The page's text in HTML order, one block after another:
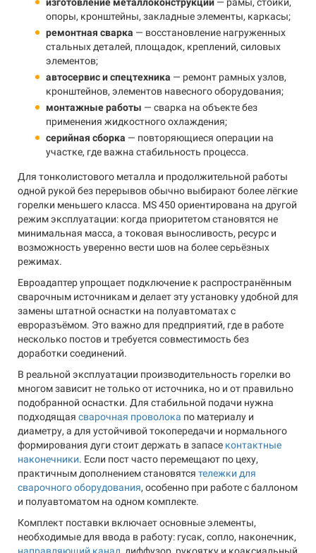
опоры, кронштейны, закладные элементы, каркасы;
ремонтная сварка — восстановление нагруженных
стальных деталей, площадок, креплений, силовых
элементов;
автосервис и спецтехника — ремонт рамных узлов,
кронштейнов, элементов навесного оборудования;
монтажные работы — сварка на объекте без
применения жидкостного охлаждения;
серийная сборка — повторяющиеся операции на
участке, где важна стабильность процесса.
Для тонколистового металла и продолжительной работы
одной рукой без перерывов обычно выбирают более лёгкие
горелки меньшего класса. MS 450 ориентирована на другой
режим эксплуатации: когда приоритетом становятся не
минимальная масса, а токовая выносливость, ресурс и
возможность уверенно вести шов на более серьёзных
режимах.
Евроадаптер упрощает подключение к распространённым
сварочным источникам и делает эту установку удобной для
замены штатной оснастки на полуавтоматах с
евроразъёмом. Это важно для предприятий, где в работе
несколько постов и требуется совместимость без
доработки соединений.
В реальной эксплуатации производительность горелки во
многом зависит не только от источника, но и от правильно
подобранной оснастки. Для стабильной подачи нужна
подходящая сварочная проволока по материалу и
диаметру, а для устойчивой токопередачи и нормального
формирования дуги стоит держать в запасе контактные
наконечники. Если пост часто перемещают по цеху,
практичным дополнением становятся тележки для
сварочного оборудования, особенно при работе с баллоном
и полуавтоматом на одном комплекте.
Комплект поставки включает основные элементы,
необходимые для ввода в работу: гусак, сопло, наконечник,